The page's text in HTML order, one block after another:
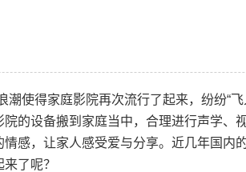
潮使得家庭影院再次流行了起来，纷纷“
的设备搬到家庭当中，合理进行声学、
感，让家人感受爱与分享。近几年国内
了呢？